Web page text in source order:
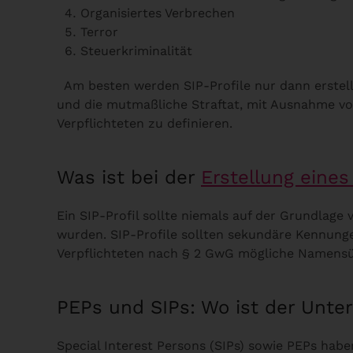
Organisiertes Verbrechen
Terror
Steuerkriminalität
Am besten werden SIP-Profile nur dann
und die mutmaßliche Straftat, mit Ausnahme
Verpflichteten zu definieren.
Was ist bei der Erstellung
Ein SIP-Profil sollte niemals auf der
wurden. SIP-Profile sollten sekundäre
Verpflichteten nach § 2 GwG mögliche
PEPs und SIPs: Wo ist der
Special Interest Persons (SIPs) sowie PEPs